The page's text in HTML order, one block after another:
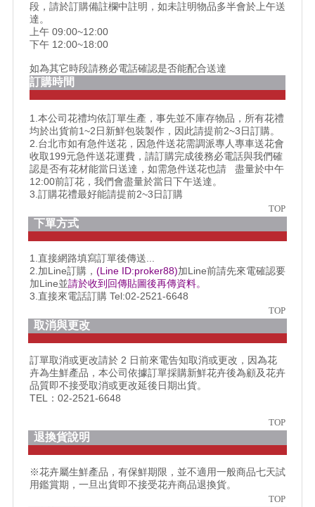
段，請於訂購備註欄中註明，如未註明物品多半會於上午送
達。
上午 09:00~12:00
下午 12:00~18:00
如為其它時段請務必電話確認是否能配合送達
訂購時間
1.本公司花禮均依訂單生產，事先並不庫存物品，所有花禮
均於出貨前1~2日新鮮包裝製作，因此請提前2~3日訂購。
2.台北市如有急件送花，因急件送花需調派專人專車送花會
收取199元急件送花運費，請訂購完成後務必電話與我們確
認是否有花材能當日送達，如需急件送花也請 盡量於中午
12:00前訂花，我們會盡量於當日下午送達。
3.訂購花禮最好能請提前2~3日訂購
TOP
下單方式
1.直接網路填寫訂單後傳送...
2.加Line訂購， (Line ID:proker88)加Line前請先來電確認要
加Line並請於收到回傳貼圖後再傳資料。
3.直接來電話訂購 Tel:02-2521-6648
TOP
取消與更改
訂單取消或更改請於 2 日前來電告知取消或更改，因為花
卉為生鮮產品，本公司依據訂單採購新鮮花卉後為顧及花卉
品質即不接受取消或更改延後日期出貨。
TEL：02-2521-6648
TOP
退換貨說明
※花卉屬生鮮產品，有保鮮期限，並不適用一般商品七天試
用鑑賞期，一旦出貨即不接受花卉商品退換貨。
TOP